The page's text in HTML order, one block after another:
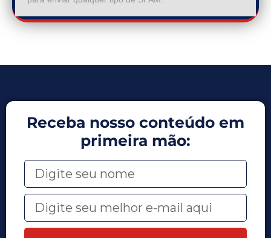
Receba nosso conteúdo em
primeira mão: